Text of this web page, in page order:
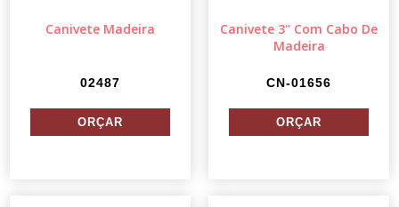
Canivete Madeira
02487
Canivete 3" Com Cabo De
Madeira
CN-01656